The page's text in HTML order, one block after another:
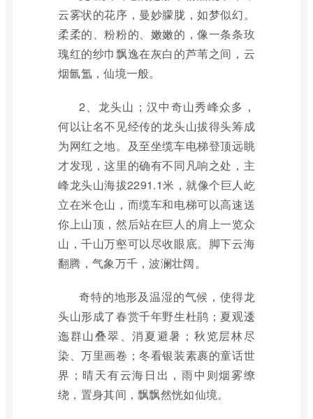
云雾状的花序，曼妙朦胧，如梦似幻。
柔柔的、粉粉的、嫩嫩的，像一条条玫
瑰红的纱巾飘逸在灰白的芦苇之间，云
烟氤氲，仙境一般。
2、龙头山；汉中奇山秀峰众多，
何以让名不见经传的龙头山拔得头筹成
为网红之地。及至坐缆车电梯登顶远眺
才发现，这里的确有不同凡响之处，主
峰龙头山海拔2291.1米，就像个巨人屹
立在米仓山，而缆车和电梯可以高速送
你上山顶，然后站在巨人的肩上一览众
山，千山万壑可以尽收眼底。脚下云海
翻腾，气象万千，波澜壮阔。
奇特的地形及温湿的气候，使得龙
头山形成了春赏千年野生杜鹃；夏观逶
迤群山叠翠、消夏避暑；秋览层林尽
染、万里画卷；冬看银装素裹的童话世
界；晴天有云海日出，雨中则烟雾缭
绕，置身其间，飘飘然恍如仙境。